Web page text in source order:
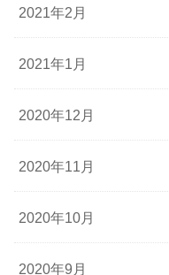
2021年2月
2021年1月
2020年12月
2020年11月
2020年10月
2020年9月